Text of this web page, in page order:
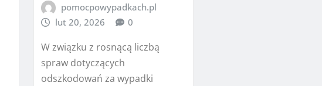
pomocpowypadkach.pl
lut 20, 2026
0
W związku z rosnącą liczbą
spraw dotyczących
odszkodowań za wypadki